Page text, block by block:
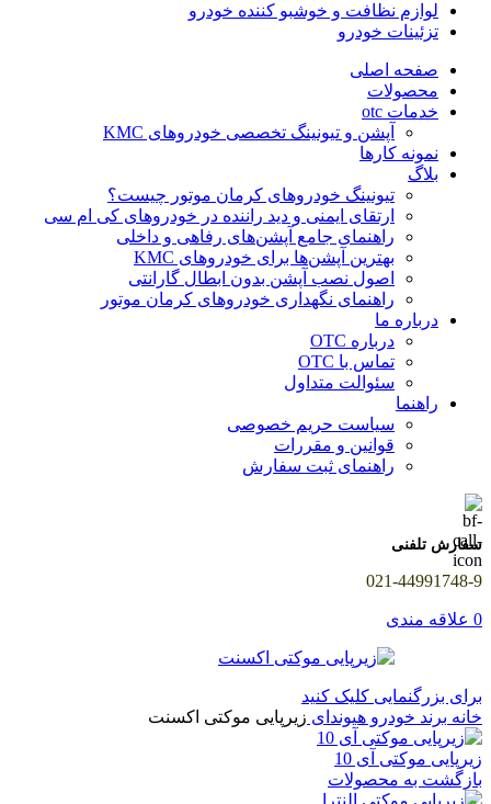
لوازم نظافت و خوشبو کننده خودرو
تزئینات خودرو
صفحه اصلی
محصولات
خدمات otc
آپشن و تیونینگ تخصصی خودروهای KMC
نمونه کارها
بلاگ
تیونینگ خودروهای کرمان موتور چیست؟
ارتقای ایمنی و دید راننده در خودروهای کی ام سی
راهنمای جامع آپشن‌های رفاهی و داخلی
بهترین آپشن‌ها برای خودروهای KMC
اصول نصب آپشن بدون ابطال گارانتی
راهنمای نگهداری خودروهای کرمان موتور
درباره ما
درباره OTC
تماس با OTC
سئوالت متداول
راهنما
سیاست حریم خصوصی
قوانین و مقررات
راهنمای ثبت سفارش
سفارش تلفنی
021-44991748-9
0 علاقه مندی
برای بزرگنمایی کلیک کنید
خانه برند خودرو هیوندای زیرپایی موکتی اکسنت
زیرپایی موکتی آی 10
بازگشت به محصولات